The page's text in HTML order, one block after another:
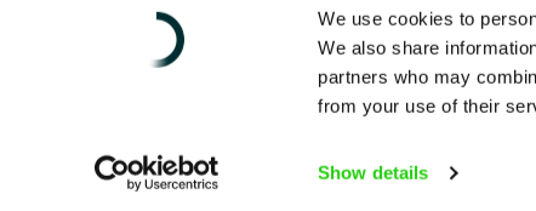
We use cookies to
We also share
partners who may
from your use of their
Show details
IHL Centre